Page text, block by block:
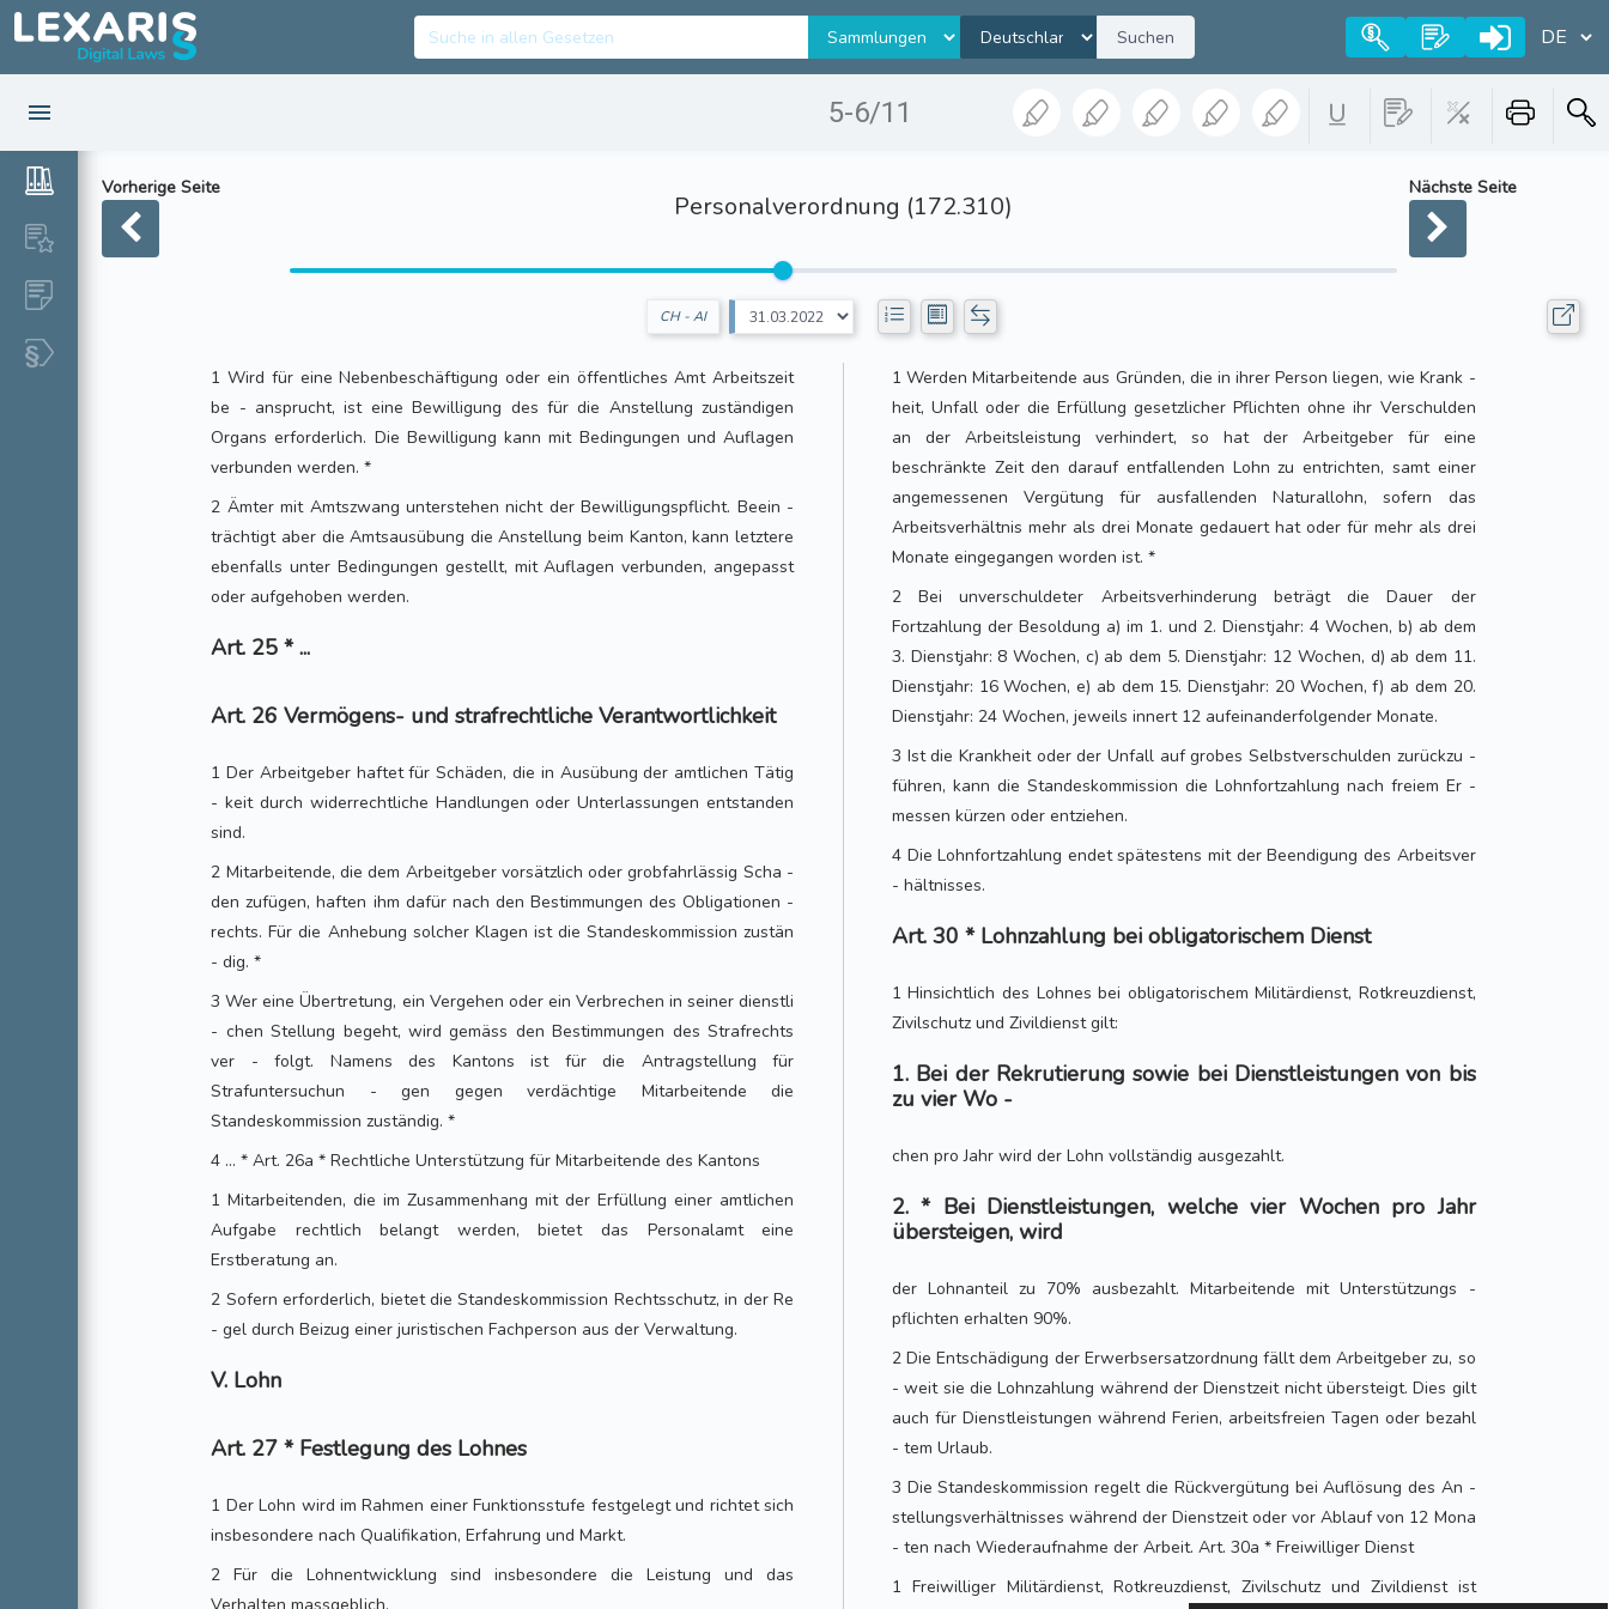
Suchen
5-6/11
Vorherige Seite
Personalverordnung (172.310)
Nächste Seite
CH - AI
1 Wird für eine Nebenbeschäftigung oder ein öffentliches Amt Arbeitszeit
be - ansprucht, ist eine Bewilligung des für die Anstellung zuständigen
Organs erforderlich. Die Bewilligung kann mit Bedingungen und Auflagen
verbunden werden. *
2 Ämter mit Amtszwang unterstehen nicht der Bewilligungspflicht. Beein -
trächtigt aber die Amtsausübung die Anstellung beim Kanton, kann letztere
ebenfalls unter Bedingungen gestellt, mit Auflagen verbunden, angepasst
oder aufgehoben werden.
Art. 25 * ...
Art. 26 Vermögens- und strafrechtliche Verantwortlichkeit
1 Der Arbeitgeber haftet für Schäden, die in Ausübung der amtlichen Tätig
- keit durch widerrechtliche Handlungen oder Unterlassungen entstanden
sind.
2 Mitarbeitende, die dem Arbeitgeber vorsätzlich oder grobfahrlässig Scha -
den zufügen, haften ihm dafür nach den Bestimmungen des Obligationen -
rechts. Für die Anhebung solcher Klagen ist die Standeskommission zustän
- dig. *
3 Wer eine Übertretung, ein Vergehen oder ein Verbrechen in seiner dienstli
- chen Stellung begeht, wird gemäss den Bestimmungen des Strafrechts
ver - folgt. Namens des Kantons ist für die Antragstellung für
Strafuntersuchun - gen gegen verdächtige Mitarbeitende die
Standeskommission zuständig. *
4 ... * Art. 26a * Rechtliche Unterstützung für Mitarbeitende des Kantons
1 Mitarbeitenden, die im Zusammenhang mit der Erfüllung einer amtlichen
Aufgabe rechtlich belangt werden, bietet das Personalamt eine
Erstberatung an.
2 Sofern erforderlich, bietet die Standeskommission Rechtsschutz, in der Re
- gel durch Beizug einer juristischen Fachperson aus der Verwaltung.
V. Lohn
Art. 27 * Festlegung des Lohnes
1 Der Lohn wird im Rahmen einer Funktionsstufe festgelegt und richtet sich
insbesondere nach Qualifikation, Erfahrung und Markt.
2 Für die Lohnentwicklung sind insbesondere die Leistung und das
1 Werden Mitarbeitende aus Gründen, die in ihrer Person liegen, wie Krank -
heit, Unfall oder die Erfüllung gesetzlicher Pflichten ohne ihr Verschulden
an der Arbeitsleistung verhindert, so hat der Arbeitgeber für eine
beschränkte Zeit den darauf entfallenden Lohn zu entrichten, samt einer
angemessenen Vergütung für ausfallenden Naturallohn, sofern das
Arbeitsverhältnis mehr als drei Monate gedauert hat oder für mehr als drei
Monate eingegangen worden ist. *
2 Bei unverschuldeter Arbeitsverhinderung beträgt die Dauer der
Fortzahlung der Besoldung a) im 1. und 2. Dienstjahr: 4 Wochen, b) ab dem
3. Dienstjahr: 8 Wochen, c) ab dem 5. Dienstjahr: 12 Wochen, d) ab dem 11.
Dienstjahr: 16 Wochen, e) ab dem 15. Dienstjahr: 20 Wochen, f) ab dem 20.
Dienstjahr: 24 Wochen, jeweils innert 12 aufeinanderfolgender Monate.
3 Ist die Krankheit oder der Unfall auf grobes Selbstverschulden zurückzu -
führen, kann die Standeskommission die Lohnfortzahlung nach freiem Er -
messen kürzen oder entziehen.
4 Die Lohnfortzahlung endet spätestens mit der Beendigung des Arbeitsver
- hältnisses.
Art. 30 * Lohnzahlung bei obligatorischem Dienst
1 Hinsichtlich des Lohnes bei obligatorischem Militärdienst, Rotkreuzdienst,
Zivilschutz und Zivildienst gilt:
1. Bei der Rekrutierung sowie bei Dienstleistungen von bis
zu vier Wo -
chen pro Jahr wird der Lohn vollständig ausgezahlt.
2. * Bei Dienstleistungen, welche vier Wochen pro Jahr
übersteigen, wird
der Lohnanteil zu 70% ausbezahlt. Mitarbeitende mit Unterstützungs -
pflichten erhalten 90%.
2 Die Entschädigung der Erwerbsersatzordnung fällt dem Arbeitgeber zu, so
- weit sie die Lohnzahlung während der Dienstzeit nicht übersteigt. Dies gilt
auch für Dienstleistungen während Ferien, arbeitsfreien Tagen oder bezahl
- tem Urlaub.
3 Die Standeskommission regelt die Rückvergütung bei Auflösung des An -
stellungsverhältnisses während der Dienstzeit oder vor Ablauf von 12 Mona
- ten nach Wiederaufnahme der Arbeit. Art. 30a * Freiwilliger Dienst
1 Freiwilliger Militärdienst, Rotkreuzdienst, Zivilschutz und Zivildienst ist